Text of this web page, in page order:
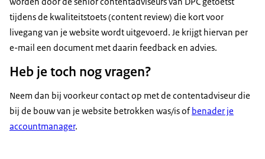
tijdens de kwaliteitstoets (content review) die kort voor
livegang van je website wordt uitgevoerd. Je krijgt hiervan per
e-mail een document met daarin feedback en advies.
Heb je toch nog vragen?
Neem dan bij voorkeur contact op met de contentadviseur die
bij de bouw van je website betrokken was/is ofbenader je
accountmanager.